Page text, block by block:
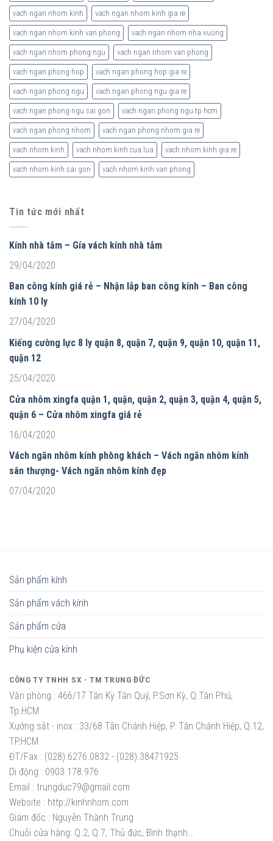
vach ngan nhom kinh vach ngan nhom kinh gia re
vach ngan nhom kinh van phong vach ngan nhom nha xuong
vach ngan nhom phong ngu vach ngan nhom van phong
vach ngan phong hop vach ngan phong hop gia re
vach ngan phong ngu vach ngan phong ngu gia re
vach ngan phong ngu sai gon vach ngan phong ngu tp hcm
vach ngan phong nhom vach ngan phong nhom gia re
vach nhom kinh vach nhom kinh cua lua vach nhom kinh gia re
vach nhom kinh sai gon vach nhom kinh van phong
Tin tức mới nhất
Kính nhà tắm – Gía vách kính nhà tắm
29/04/2020
Ban công kính giá rẻ – Nhận lắp ban công kính – Ban công
kính 10 ly
27/04/2020
Kiếng cường lực 8 ly quận 8, quận 7, quận 9, quận 10, quận 11,
quận 12
25/04/2020
Cửa nhôm xingfa quận 1, quận, quận 2, quận 3, quận 4, quận 5,
quận 6 – Cửa nhôm xingfa giá rẻ
16/04/2020
Vách ngăn nhôm kính phòng khách – Vách ngăn nhôm kính
sân thượng- Vách ngăn nhôm kính đẹp
07/04/2020
Sản phẩm kính
Sản phẩm vách kính
Sản phẩm cửa
Phụ kiện cửa kính
CÔNG TY TNHH SX - TM TRUNG ĐỨC
Văn phòng : 466/17 Tân Kỳ Tân Quý, P.Sơn Kỳ, Q.Tân Phú,
Tp.HCM
Xưởng sắt - inox : 33/68 Tân Chánh Hiệp, P. Tân Chánh Hiệp, Q.12,
TP.HCM
ĐT/Fax : (028).6276.0832 - (028).38471925
Di động : 0903.178.976
Email : trungduc79@gmail.com
Website : http://kinhnhom.com
Giám đốc : Nguyễn Thành Trung
Chuỗi cửa hàng: Q.2, Q.7, Thủ đức, Bình thạnh...